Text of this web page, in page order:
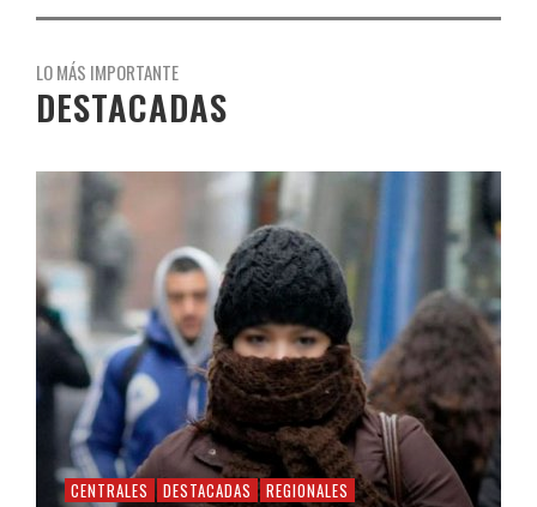
LO MÁS IMPORTANTE
DESTACADAS
CENTRALES DESTACADAS REGIONALES